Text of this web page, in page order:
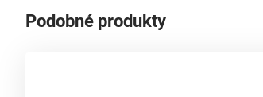
Podobné produkty